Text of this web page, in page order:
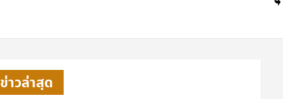
ข่าวล่าสุด